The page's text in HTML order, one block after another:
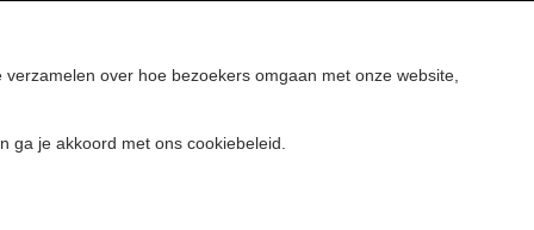
Over ons
over hoe bezoekers omgaan met onze website,
ga je akkoord met ons cookiebeleid.